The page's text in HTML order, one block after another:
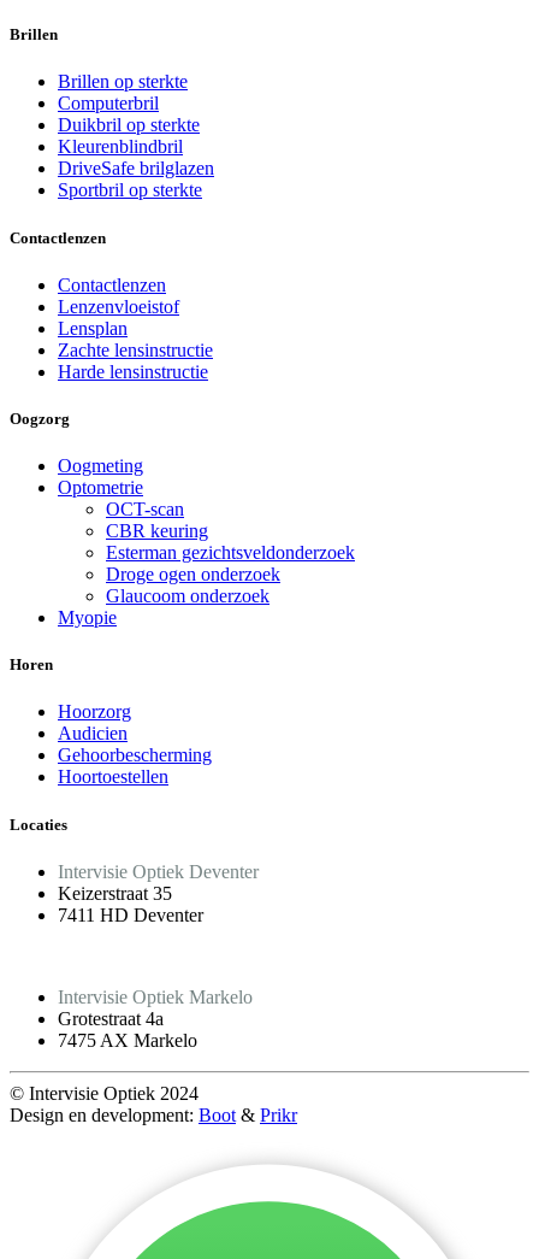
Brillen
Brillen op sterkte
Computerbril
Duikbril op sterkte
Kleurenblindbril
DriveSafe brilglazen
Sportbril op sterkte
Contactlenzen
Contactlenzen
Lenzenvloeistof
Lensplan
Zachte lensinstructie
Harde lensinstructie
Oogzorg
Oogmeting
Optometrie
OCT-scan
CBR keuring
Esterman gezichtsveldonderzoek
Droge ogen onderzoek
Glaucoom onderzoek
Myopie
Horen
Hoorzorg
Audicien
Gehoorbescherming
Hoortoestellen
Locaties
Intervisie Optiek Deventer
Keizerstraat 35
7411 HD Deventer
Intervisie Optiek Markelo
Grotestraat 4a
7475 AX Markelo
© Intervisie Optiek 2024
Design en development: Boot & Prikr